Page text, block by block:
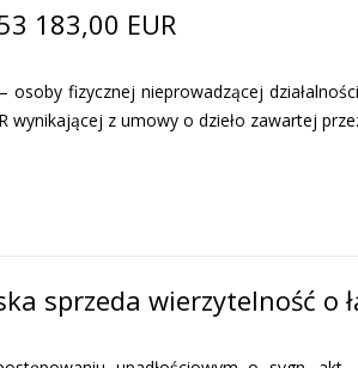
183,00 EUR
osoby fizycznej nieprowadzącej
wynikającej z umowy o dzieło zawartej
sprzeda wierzytelność o